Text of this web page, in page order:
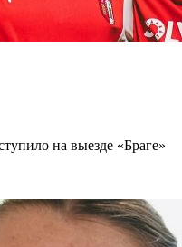
на выезде «Браге»